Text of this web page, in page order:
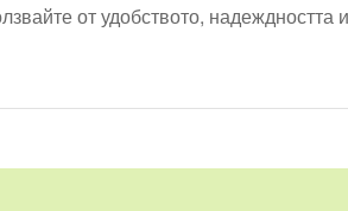
от удобството, надеждността